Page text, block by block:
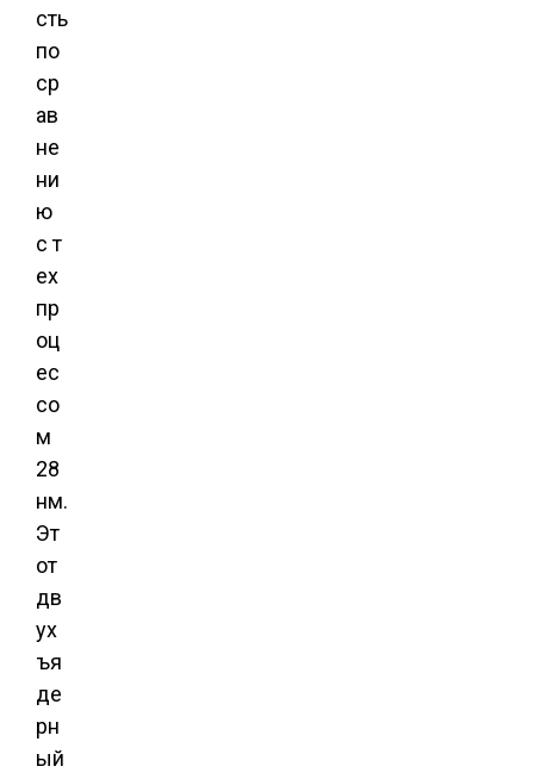
сть
по
ср
ав
не
ни
ю
с т
ех
пр
оц
ес
со
м
28
нм.
Эт
от
дв
ух
ъя
де
рн
ый